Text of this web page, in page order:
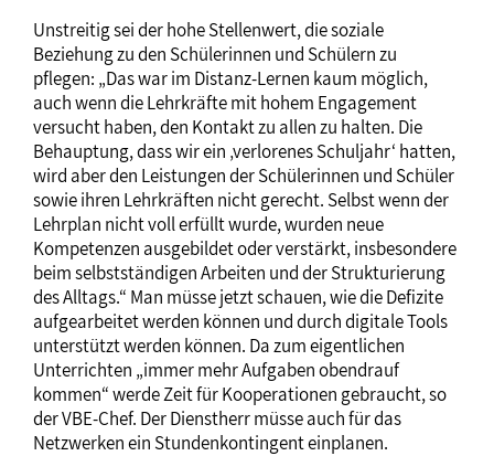
Unstreitig sei der hohe Stellenwert, die soziale
Beziehung zu den Schülerinnen und Schülern zu
pflegen: „Das war im Distanz-Lernen kaum möglich,
auch wenn die Lehrkräfte mit hohem Engagement
versucht haben, den Kontakt zu allen zu halten. Die
Behauptung, dass wir ein ‚verlorenes Schuljahr‘ hatten,
wird aber den Leistungen der Schülerinnen und Schüler
sowie ihren Lehrkräften nicht gerecht. Selbst wenn der
Lehrplan nicht voll erfüllt wurde, wurden neue
Kompetenzen ausgebildet oder verstärkt, insbesondere
beim selbstständigen Arbeiten und der Strukturierung
des Alltags.“ Man müsse jetzt schauen, wie die Defizite
aufgearbeitet werden können und durch digitale Tools
unterstützt werden können. Da zum eigentlichen
Unterrichten „immer mehr Aufgaben obendrauf
kommen“ werde Zeit für Kooperationen gebraucht, so
der VBE-Chef. Der Dienstherr müsse auch für das
Netzwerken ein Stundenkontingent einplanen.